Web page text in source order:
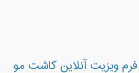
فرم ویزیت آنلاین کاشت مو